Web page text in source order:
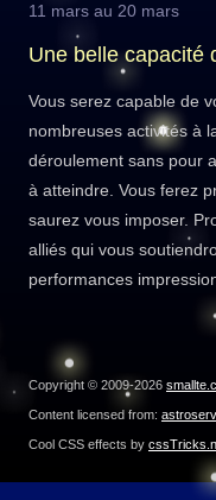
11 mars au 20 mars
Une belle capacité
Vous serez capable de
nombreuses activités à
déroulement sans pour
à atteindre. Vous ferez
saurez vous imposer.
alliés qui vous
performances
Copyright © 2009-2026
Content licensed from:
Cool CSS effects by